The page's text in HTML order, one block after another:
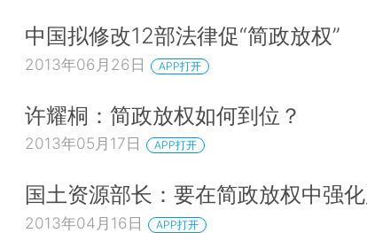
中国拟修改12部法律促“简政放权”
2013年06月26日 APP打开
许耀桐：简政放权如何到位？
2013年05月17日 APP打开
国土资源部长：要在简政放权中强
2013年04月16日 APP打开